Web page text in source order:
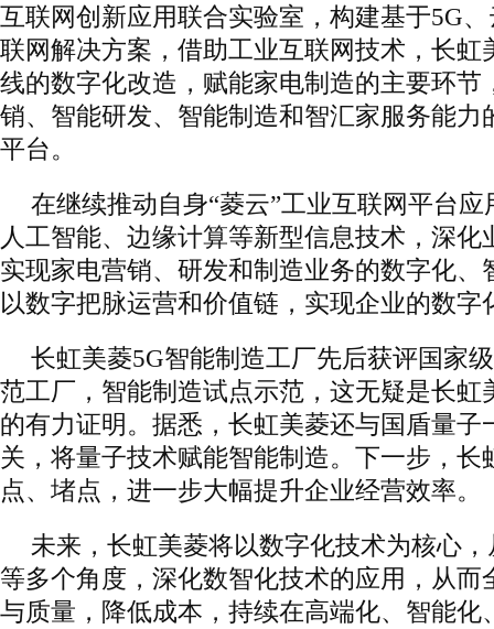
互联网创新应用联合实验室，构建基于5G
联网解决方案，借助工业互联网技术，长虹
线的数字化改造，赋能家电制造的主要环节
销、智能研发、智能制造和智汇家服务能力
平台。
在继续推动自身“菱云”工业互联网平台
人工智能、边缘计算等新型信息技术，深化
实现家电营销、研发和制造业务的数字化、
以数字把脉运营和价值链，实现企业的数字
长虹美菱5G智能制造工厂先后获评国家
范工厂，智能制造试点示范，这无疑是长虹
的有力证明。据悉，长虹美菱还与国盾量子
关，将量子技术赋能智能制造。下一步，长
点、堵点，进一步大幅提升企业经营效率。
未来，长虹美菱将以数字化技术为核心
等多个角度，深化数智化技术的应用，从而
与质量，降低成本，持续在高端化、智能化